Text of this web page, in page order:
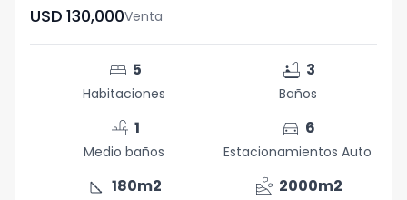
USD	130,000Venta
bed 5
Habitaciones
bathtub 3
Baños
faucet 1
Medio baños
directions_car 6
Estacionamientos Auto
square_foot 180m2 landslide 2000m2